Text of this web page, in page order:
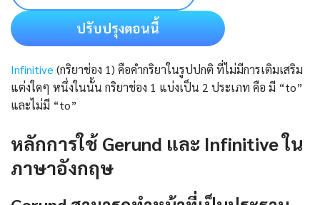
ปรับปรุงตอนนี้
Infinitive (กริยาช่อง 1) คือคำกริยาในรูปปกติ ที่ไม่มีการเติมเสริม
แต่งใดๆ หนึ่งในนั้น กริยาช่อง 1 แบ่งเป็น 2 ประเภท คือ มี “to”
และไม่มี “to”
หลักการใช้ Gerund และ Infinitive ใน
ภาษาอังกฤษ